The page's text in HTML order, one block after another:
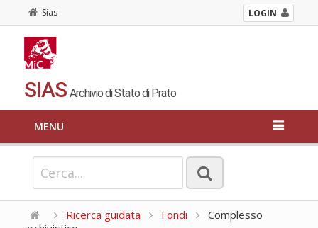
Sias LOGIN
SIAS Archivio di Stato di Prato
MENU
Ricerca guidata Fondi
Complesso